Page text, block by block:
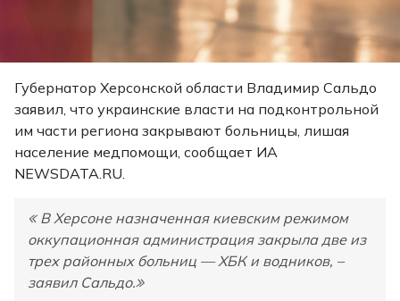
Губернатор Херсонской области Владимир Сальдо
заявил, что украинские власти на подконтрольной
им части региона закрывают больницы, лишая
население медпомощи, сообщает ИА
NEWSDATA.RU.
В Херсоне назначенная киевским режимом
оккупационная администрация закрыла две из
трех районных больниц — ХБК и водников, –
заявил Сальдо.